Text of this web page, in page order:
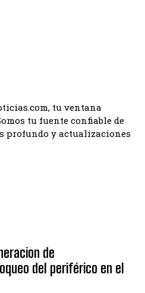
tu ventana
tu fuente confiable de
profundo y actualizaciones
de
del periférico en el